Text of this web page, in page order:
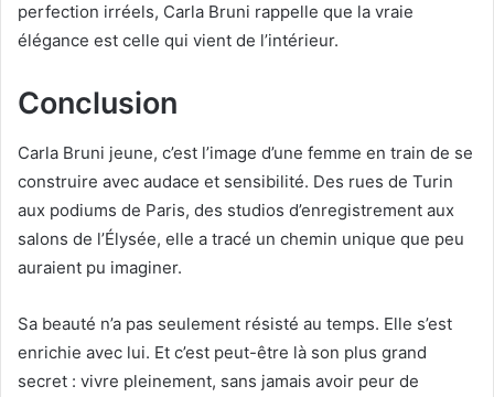
perfection irréels, Carla Bruni rappelle que la vraie
élégance est celle qui vient de l’intérieur.
Conclusion
Carla Bruni jeune, c’est l’image d’une femme en train de se
construire avec audace et sensibilité. Des rues de Turin
aux podiums de Paris, des studios d’enregistrement aux
salons de l’Élysée, elle a tracé un chemin unique que peu
auraient pu imaginer.
Sa beauté n’a pas seulement résisté au temps. Elle s’est
enrichie avec lui. Et c’est peut-être là son plus grand
secret : vivre pleinement, sans jamais avoir peur de